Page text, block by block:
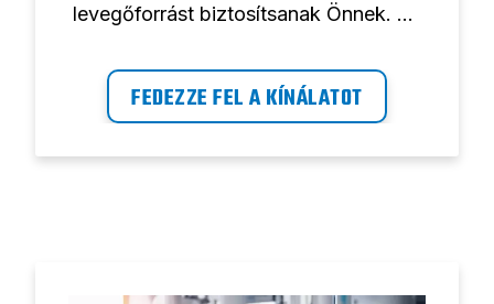
levegőforrást biztosítsanak Önnek. Az
adszorpciós szárítókkal és
zajcsillapított modellekkel is kaphatók.
FEDEZZE FEL A KÍNÁLATOT